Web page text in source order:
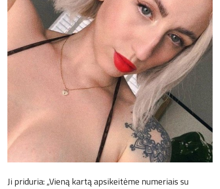
Ji priduria: „Vieną kartą apsikeitėme numeriais su